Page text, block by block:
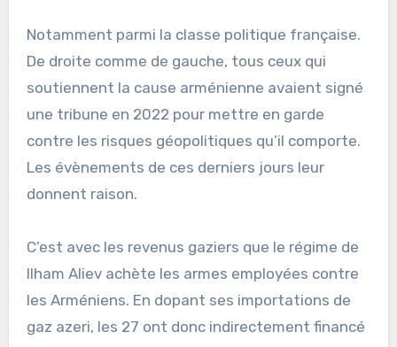
Notamment parmi la classe politique française.
De droite comme de gauche, tous ceux qui
soutiennent la cause arménienne avaient signé
une tribune en 2022 pour mettre en garde
contre les risques géopolitiques qu’il comporte.
Les évènements de ces derniers jours leur
donnent raison.
C’est avec les revenus gaziers que le régime de
Ilham Aliev achète les armes employées contre
les Arméniens. En dopant ses importations de
gaz azeri, les 27 ont donc indirectement financé